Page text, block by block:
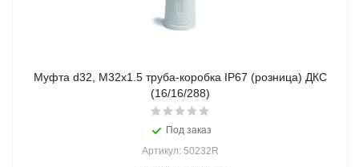
Муфта d32, М32х1.5 труба-коробка IP67 (розница) ДКС
(16/16/288)
Под заказ
Артикул: 50232R